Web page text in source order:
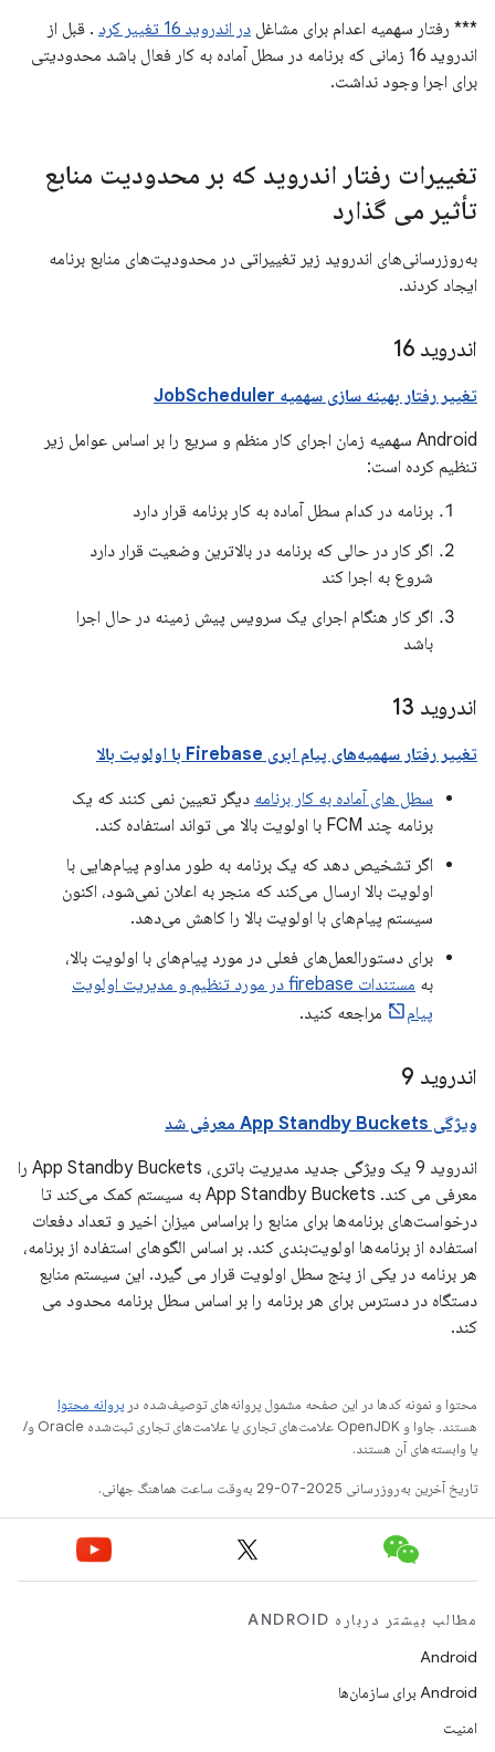
*** رفتار سهمیه اعدام برای مشاغل در اندروید 16 تغییر کرد
. قبل از
اندروید 16 زمانی که برنامه در سطل آماده به کار فعال باشد محدودیتی
برای اجرا وجود نداشت.
تغییرات رفتار اندروید که بر محدودیت منابع
تأثیر می گذارد
به‌روزرسانی‌های اندروید زیر تغییراتی در محدودیت‌های منابع برنامه
ایجاد کردند.
اندروید 16
تغییر رفتار بهینه سازی سهمیه JobScheduler
Android سهمیه زمان اجرای کار منظم و سریع را بر اساس عوامل زیر
تنظیم کرده است:
برنامه در کدام سطل آماده به کار برنامه قرار دارد
اگر کار در حالی که برنامه در بالاترین وضعیت قرار دارد
شروع به اجرا کند
اگر کار هنگام اجرای یک سرویس پیش زمینه در حال اجرا
باشد
اندروید 13
تغییر رفتار سهمیه‌های پیام ابری Firebase با اولویت بالا
سطل های آماده به کار برنامه دیگر تعیین نمی کنند که یک
برنامه چند FCM با اولویت بالا می تواند استفاده کند.
اگر تشخیص دهد که یک برنامه به طور مداوم پیام‌هایی با
اولویت بالا ارسال می‌کند که منجر به اعلان نمی‌شود، اکنون
سیستم پیام‌های با اولویت بالا را کاهش می‌دهد.
برای دستورالعمل‌های فعلی در مورد پیام‌های با اولویت بالا،
به
مستندات firebase در مورد تنظیم و مدیریت اولویت
پیام
مراجعه کنید.
اندروید 9
ویژگی App Standby Buckets معرفی شد
اندروید 9 یک ویژگی جدید مدیریت باتری، App Standby Buckets را
معرفی می کند. App Standby Buckets به سیستم کمک می‌کند تا
درخواست‌های برنامه‌ها برای منابع را براساس میزان اخیر و تعداد دفعات
استفاده از برنامه‌ها اولویت‌بندی کند. بر اساس الگوهای استفاده از برنامه،
هر برنامه در یکی از پنج سطل اولویت قرار می گیرد. این سیستم منابع
دستگاه در دسترس برای هر برنامه را بر اساس سطل برنامه محدود می
کند.
محتوا و نمونه کدها در این صفحه مشمول پروانه‌های توصیف‌شده در پروانه محتوا
هستند. جاوا و OpenJDK علامت‌های تجاری یا علامت‌های تجاری ثبت‌شده Oracle و/
یا وابسته‌های آن هستند.
تاریخ آخرین به‌روزرسانی 2025-07-29 به‌وقت ساعت هماهنگ جهانی.
مطالب بیشتر درباره ANDROID
Android
Android برای سازمان‌ها
امنیت